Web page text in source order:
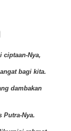
ciptaan-Nya,
bagi kita.
dambakan
Putra-Nya.